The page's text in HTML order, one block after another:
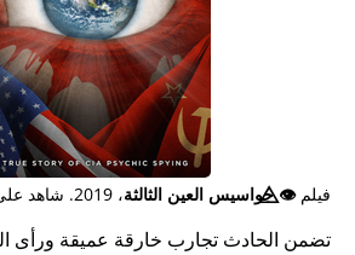
فيلم👁️⃤جواسيس العين الثالثة، 2019. شاهد على
تضمن الحادث تجارب خارقة عميقة